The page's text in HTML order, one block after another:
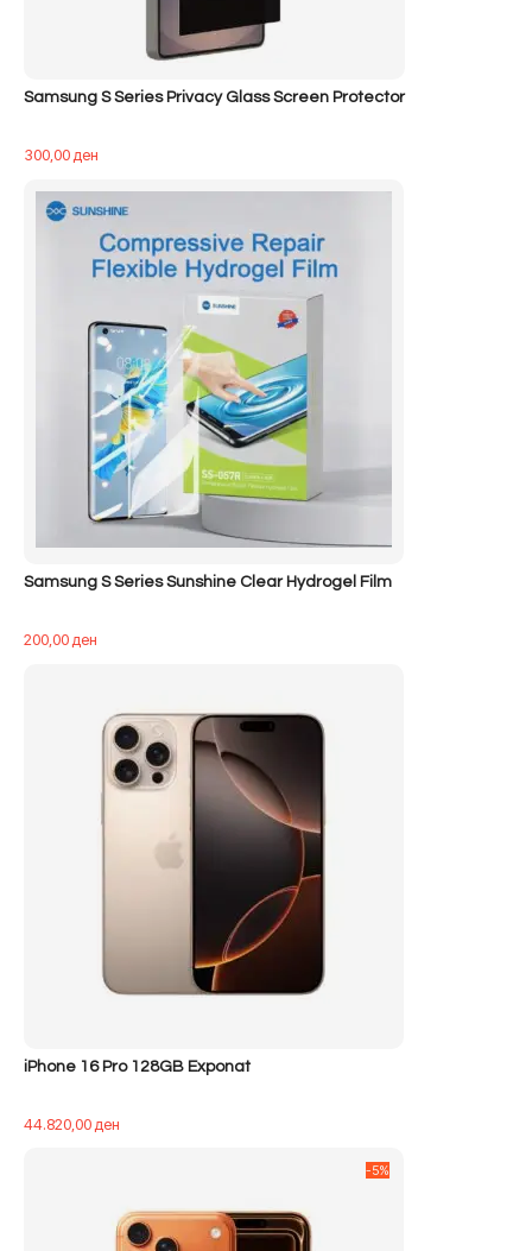
Samsung S Series Privacy Glass Screen Protector
300,00ден
Samsung S Series Sunshine Clear Hydrogel Film
200,00ден
iPhone 16 Pro 128GB Exponat
44.820,00ден
-5%